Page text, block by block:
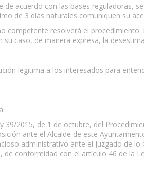
acuerdo con las bases reguladoras,
de 3 días naturales comuniquen su
competente resolverá el
caso, de manera expresa, la
legitima a los interesados para
2015, de 1 de octubre, del
ante el Alcalde de este
administrativo ante el Juzgado de
conformidad con el artículo 46 de la